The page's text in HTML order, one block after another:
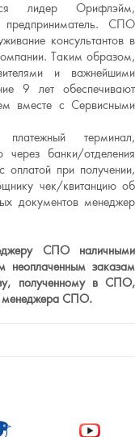
лидер Орифлэйм,
предприниматель. СПО
консультантов в
Таким образом,
и важнейшими
9 лет обеспечивают
вместе с Сервисными
терминал,
банки/отделения
при получении,
чек/квитанцию об
документов менеджер
СПО наличными
неоплаченным заказам
полученному в СПО,
менеджера СПО.